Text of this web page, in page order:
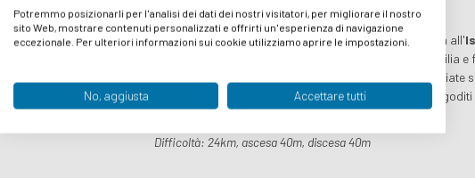
Giorno 6:Giro ad anelo sull'isola di Favignana
Questa mattina una breveescursione in barca ti porta all'
situate a 7 km al largo della costa occidentale della Sicilia
Pedalerete lungo le strade costiere pianeggianti affacciate
caletteappartate e
e
piazza del villaggio.
Difficoltà: 24km, ascesa 40m, discesa 40m
Potremmo posizionarli per l'analisi dei dati dei nostri visitatori, per migliorare il nostro
sito Web, mostrare contenuti personalizzati e offrirti un'esperienza di navigazione
eccezionale. Per ulteriori informazioni sui cookie utilizziamo aprire le impostazioni.
No, aggiusta Accettare tutti